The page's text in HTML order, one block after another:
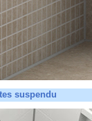
suspendu